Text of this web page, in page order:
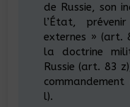
de Russie, son
l’État,
externes » (art.
la doctrine
Russie (art. 83
l).